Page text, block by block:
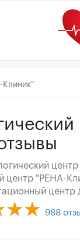
Клиник"
центр "РЕНА-
центр
988